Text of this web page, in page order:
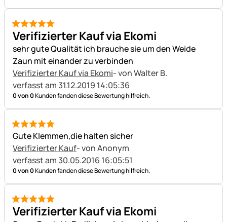
5 von 5
Verifizierter Kauf via Ekomi
sehr gute Qualität ich brauche sie um den Weide
Zaun mit einander zu verbinden
Verifizierter Kauf via Ekomi- von Walter B.
verfasst am 31.12.2019 14:05:36
0 von 0Kunden fanden diese Bewertung hilfreich.
5 von 5
Gute Klemmen,die halten sicher
Verifizierter Kauf- von Anonym
verfasst am 30.05.2016 16:05:51
0 von 0Kunden fanden diese Bewertung hilfreich.
5 von 5
Verifizierter Kauf via Ekomi